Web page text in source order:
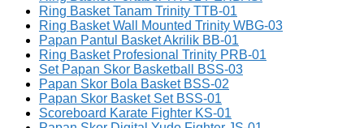
Ring Basket Tanam Trinity TTB-01
Ring Basket Wall Mounted Trinity WBG-03
Papan Pantul Basket Akrilik BB-01
Ring Basket Profesional Trinity PRB-01
Set Papan Skor Basketball BSS-03
Papan Skor Bola Basket BSS-02
Papan Skor Basket Set BSS-01
Scoreboard Karate Fighter KS-01